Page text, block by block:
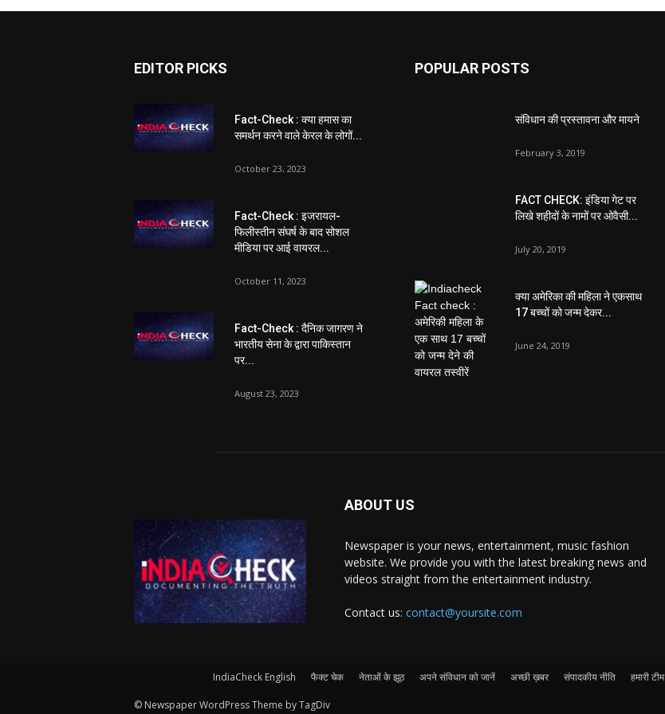
EDITOR PICKS
Fact-Check : क्या हमास का
समर्थन करने वाले केरल के लोगों...
October 23, 2023
Fact-Check : इजरायल-
फिलीस्तीन संघर्ष के बाद सोशल
मीडिया पर आई वायरल...
October 11, 2023
Fact-Check : दैनिक जागरण ने
भारतीय सेना के द्वारा पाकिस्तान
पर...
August 23, 2023
POPULAR POSTS
संविधान की प्रस्तावना और मायने
February 3, 2019
FACT CHECK: इंडिया गेट पर
लिखे शहीदों के नामों पर ओवैसी...
July 20, 2019
क्या अमेरिका की महिला ने एकसाथ
17 बच्चों को जन्म देकर...
June 24, 2019
ABOUT US
Newspaper is your news, entertainment, music fashion
website. We provide you with the latest breaking news and
videos straight from the entertainment industry.
Contact us: contact@yoursite.com
IndiaCheck English फैक्ट चेक नेताओं के झूठ अपने संविधान को जानें अच्छी ख़बर संपादकीय नीति हमारी टीम
© Newspaper WordPress Theme by TagDiv